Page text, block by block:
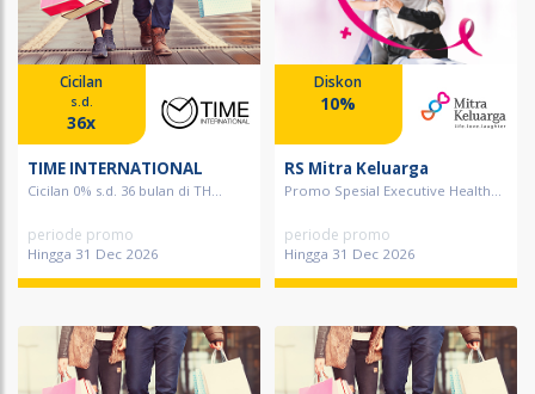
Cicilan
s.d.
36x
TIME INTERNATIONAL
Cicilan 0% s.d. 36 bulan di TH...
periode promo
Hingga 31 Dec 2026
Diskon
10%
RS Mitra Keluarga
Promo Spesial Executive Health...
periode promo
Hingga 31 Dec 2026